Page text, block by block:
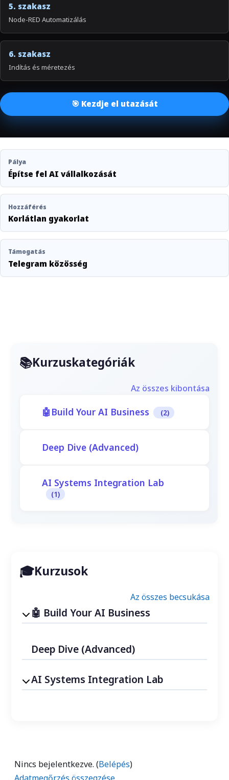
5. szakasz
Node-RED Automatizálás
6. szakasz
Indítás és méretezés
🎯 Kezdje el utazását
Pálya
Építse fel AI vállalkozását
Hozzáférés
Korlátlan gyakorlat
Támogatás
Telegram közösség
Kurzuskategóriák
Az összes kibontása
Build Your AI Business (2)
Deep Dive (Advanced)
AI Systems Integration Lab
(1)
Kurzusok
Az összes becsukása
Build Your AI Business
Deep Dive (Advanced)
AI Systems Integration Lab
Nincs bejelentkezve. (Belépés)